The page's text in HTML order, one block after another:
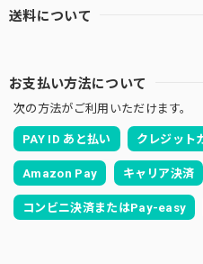
送料について
お支払い方法について
次の方法がご利用いただけます。
PAY ID あと払い クレジット
Amazon Pay キャリア決済
コンビニ決済またはPay-easy